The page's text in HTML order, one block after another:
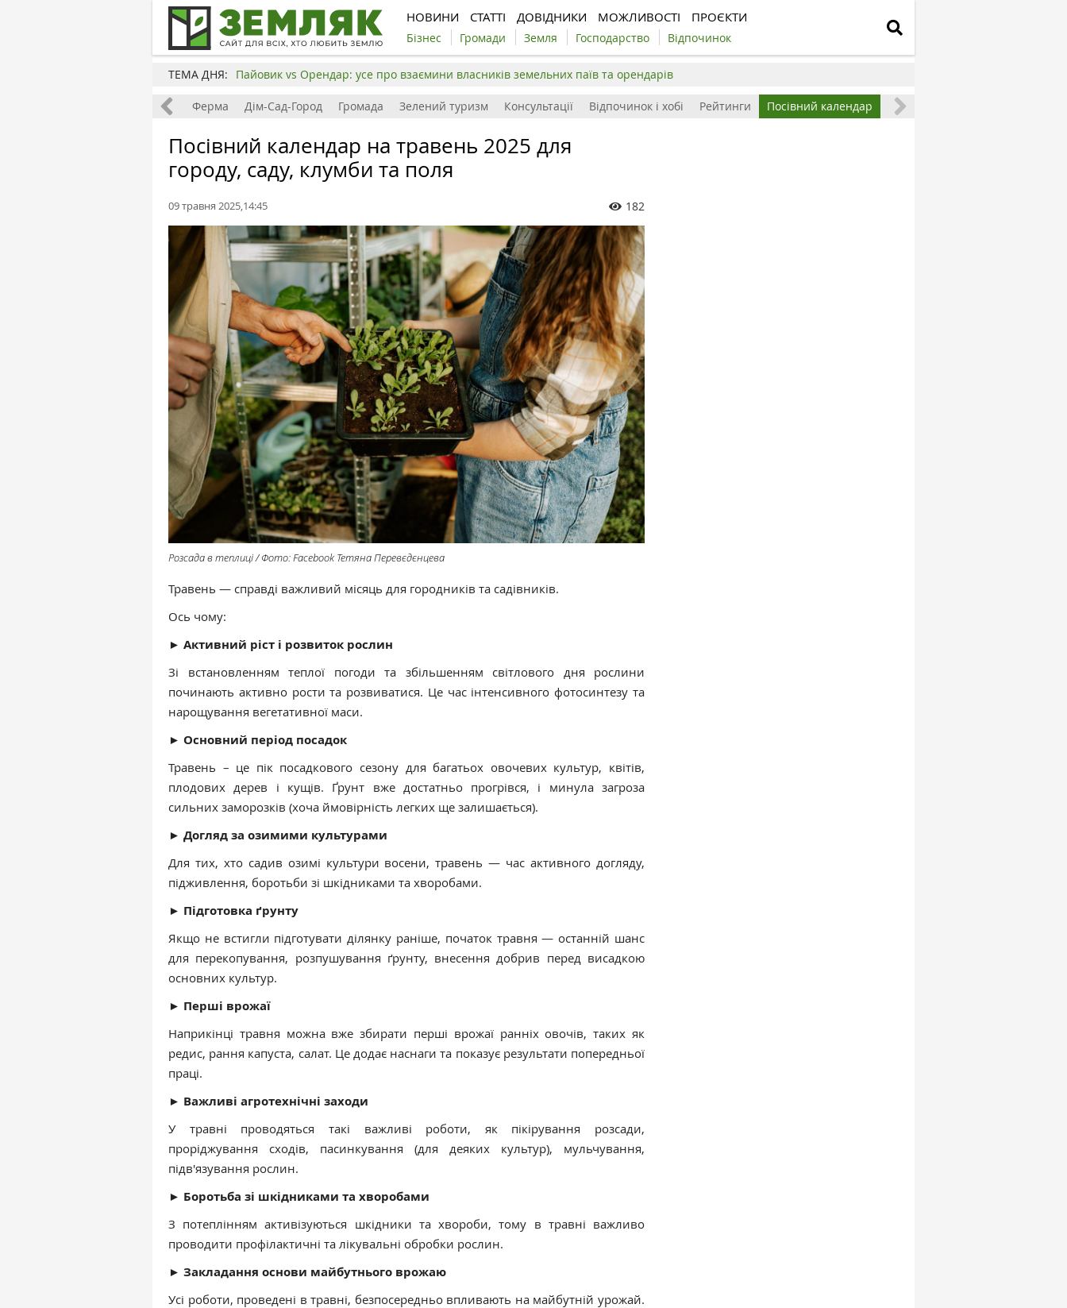
НОВИНИ СТАТТІ ДОВІДНИКИ МОЖЛИВОСТІ ПРОЄКТИ
Бізнес Громади Земля Господарство Відпочинок
ТЕМА ДНЯ: Пайовик vs Орендар: усе про взаємини власників земельних паїв та орендарів
Бізнес Ферма Дім-Сад-Город Громада Зелений туризм Консультації Відпочинок і хобі Рейтинги Посівний календар
Посівний календар на травень 2025 для
городу, саду, клумби та поля
09 травня 2025,14:45 182
Розсада в теплиці / Фото: Facebook Тетяна Перевєдєнцева
Травень — справді важливий місяць для городників та садівників.
Ось чому:
► Активний ріст і розвиток рослин
Зі встановленням теплої погоди та збільшенням світлового дня рослини
починають активно рости та розвиватися. Це час інтенсивного фотосинтезу та
нарощування вегетативної маси.
► Основний період посадок
Травень – це пік посадкового сезону для багатьох овочевих культур, квітів,
плодових дерев і кущів. Ґрунт вже достатньо прогрівся, і минула загроза
сильних заморозків (хоча ймовірність легких ще залишається).
► Догляд за озимими культурами
Для тих, хто садив озимі культури восени, травень — час активного догляду,
підживлення, боротьби зі шкідниками та хворобами.
► Підготовка ґрунту
Якщо не встигли підготувати ділянку раніше, початок травня — останній шанс
для перекопування, розпушування ґрунту, внесення добрив перед висадкою
основних культур.
► Перші врожаї
Наприкінці травня можна вже збирати перші врожаї ранніх овочів, таких як
редис, рання капуста, салат. Це додає наснаги та показує результати попередньої
праці.
► Важливі агротехнічні заходи
У травні проводяться такі важливі роботи, як пікірування розсади,
проріджування сходів, пасинкування (для деяких культур), мульчування,
підв'язування рослин.
► Боротьба зі шкідниками та хворобами
З потеплінням активізуються шкідники та хвороби, тому в травні важливо
проводити профілактичні та лікувальні обробки рослин.
► Закладання основи майбутнього врожаю
Усі роботи, проведені в травні, безпосередньо впливають на майбутній урожай.